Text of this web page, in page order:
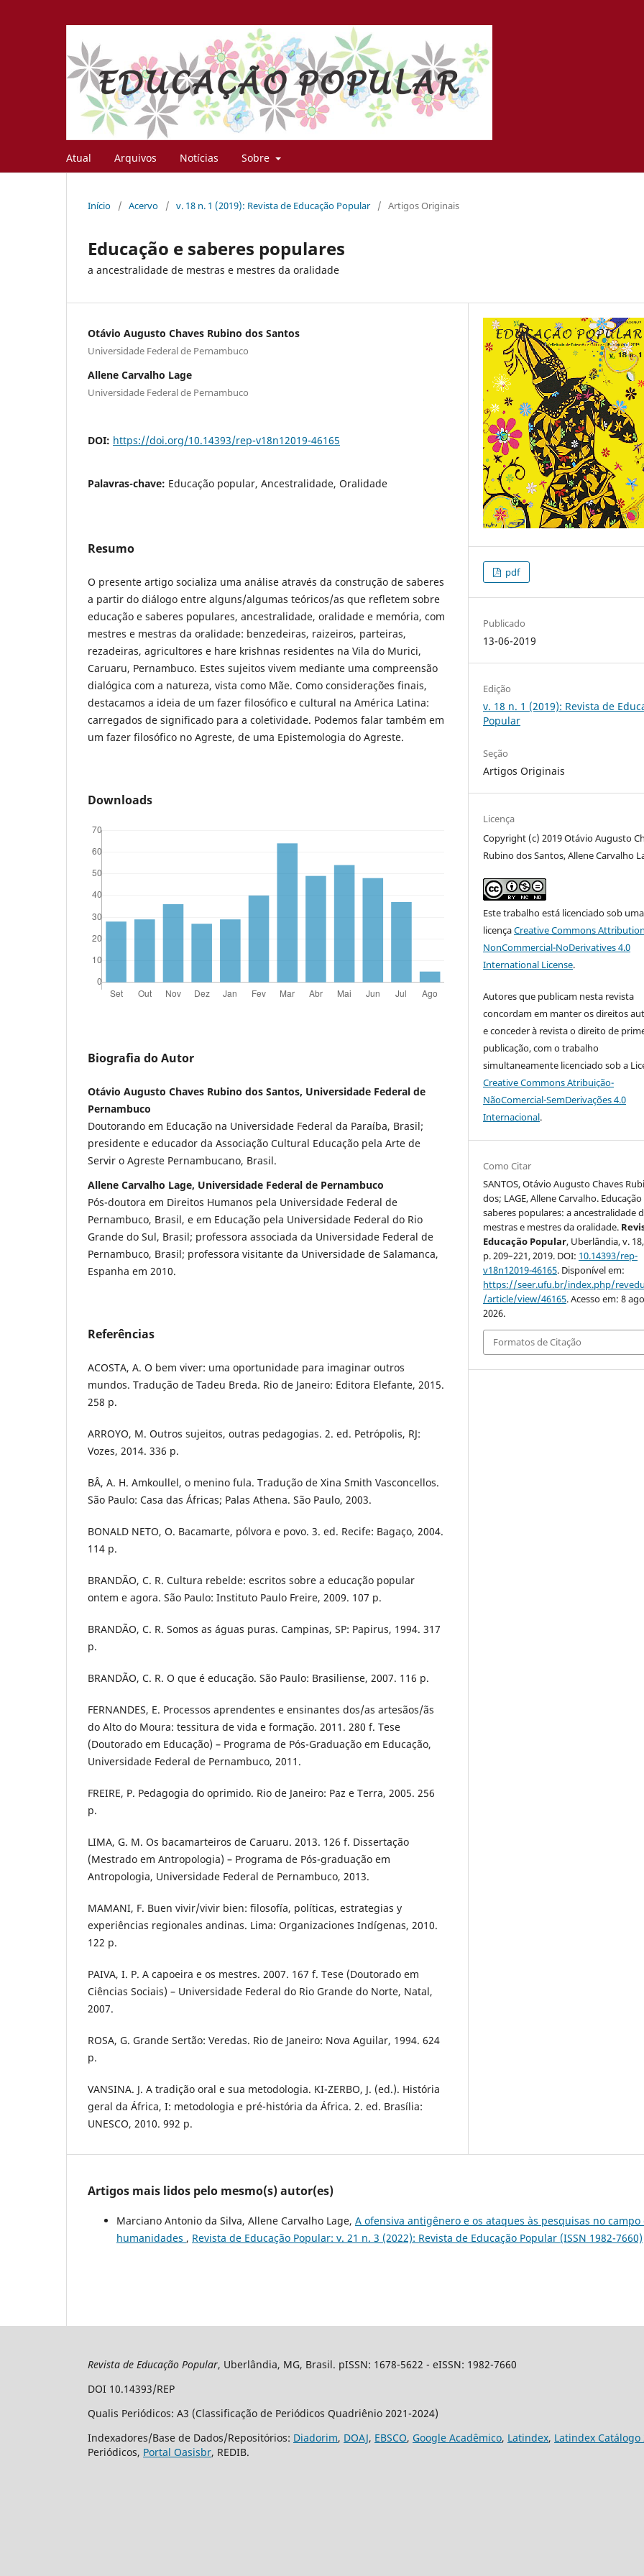
Atual Arquivos Notícias Sobre
Início / Acervo / v. 18 n. 1 (2019): Revista de Educação Popular / Artigos Originais
Educação e saberes populares
a ancestralidade de mestras e mestres da oralidade
Otávio Augusto Chaves Rubino dos Santos
Universidade Federal de Pernambuco
Allene Carvalho Lage
Universidade Federal de Pernambuco
DOI: https://doi.org/10.14393/rep-v18n12019-46165
Palavras-chave: Educação popular, Ancestralidade, Oralidade
Resumo
O presente artigo socializa uma análise através da construção de saberes
a partir do diálogo entre alguns/algumas teóricos/as que refletem sobre
educação e saberes populares, ancestralidade, oralidade e memória, com
mestres e mestras da oralidade: benzedeiras, raizeiros, parteiras,
rezadeiras, agricultores e hare krishnas residentes na Vila do Murici,
Caruaru, Pernambuco. Estes sujeitos vivem mediante uma compreensão
dialógica com a natureza, vista como Mãe. Como considerações finais,
destacamos a ideia de um fazer filosófico e cultural na América Latina:
carregados de significado para a coletividade. Podemos falar também em
um fazer filosófico no Agreste, de uma Epistemologia do Agreste.
Downloads
Biografia do Autor
Otávio Augusto Chaves Rubino dos Santos, Universidade Federal de
Pernambuco
Doutorando em Educação na Universidade Federal da Paraíba, Brasil;
presidente e educador da Associação Cultural Educação pela Arte de
Servir o Agreste Pernambucano, Brasil.
Allene Carvalho Lage, Universidade Federal de Pernambuco
Pós-doutora em Direitos Humanos pela Universidade Federal de
Pernambuco, Brasil, e em Educação pela Universidade Federal do Rio
Grande do Sul, Brasil; professora associada da Universidade Federal de
Pernambuco, Brasil; professora visitante da Universidade de Salamanca,
Espanha em 2010.
Referências
ACOSTA, A. O bem viver: uma oportunidade para imaginar outros
mundos. Tradução de Tadeu Breda. Rio de Janeiro: Editora Elefante, 2015.
258 p.
ARROYO, M. Outros sujeitos, outras pedagogias. 2. ed. Petrópolis, RJ:
Vozes, 2014. 336 p.
BÂ, A. H. Amkoullel, o menino fula. Tradução de Xina Smith Vasconcellos.
São Paulo: Casa das Áfricas; Palas Athena. São Paulo, 2003.
BONALD NETO, O. Bacamarte, pólvora e povo. 3. ed. Recife: Bagaço, 2004.
114 p.
BRANDÃO, C. R. Cultura rebelde: escritos sobre a educação popular
ontem e agora. São Paulo: Instituto Paulo Freire, 2009. 107 p.
BRANDÃO, C. R. Somos as águas puras. Campinas, SP: Papirus, 1994. 317
p.
BRANDÃO, C. R. O que é educação. São Paulo: Brasiliense, 2007. 116 p.
FERNANDES, E. Processos aprendentes e ensinantes dos/as artesãos/ãs
do Alto do Moura: tessitura de vida e formação. 2011. 280 f. Tese
(Doutorado em Educação) – Programa de Pós-Graduação em Educação,
Universidade Federal de Pernambuco, 2011.
FREIRE, P. Pedagogia do oprimido. Rio de Janeiro: Paz e Terra, 2005. 256
p.
LIMA, G. M. Os bacamarteiros de Caruaru. 2013. 126 f. Dissertação
(Mestrado em Antropologia) – Programa de Pós-graduação em
Antropologia, Universidade Federal de Pernambuco, 2013.
MAMANI, F. Buen vivir/vivir bien: filosofía, políticas, estrategias y
experiências regionales andinas. Lima: Organizaciones Indígenas, 2010.
122 p.
PAIVA, I. P. A capoeira e os mestres. 2007. 167 f. Tese (Doutorado em
Ciências Sociais) – Universidade Federal do Rio Grande do Norte, Natal,
2007.
ROSA, G. Grande Sertão: Veredas. Rio de Janeiro: Nova Aguilar, 1994. 624
p.
VANSINA. J. A tradição oral e sua metodologia. KI-ZERBO, J. (ed.). História
geral da África, I: metodologia e pré-história da África. 2. ed. Brasília:
UNESCO, 2010. 992 p.
pdf
Publicado
13-06-2019
Edição
v. 18 n. 1 (2019): Revista de
Popular
Seção
Artigos Originais
Licença
Copyright (c) 2019 Otávio Augusto
Rubino dos Santos, Allene Carvalho
Este trabalho está licenciado sob uma
licençaCreative Commons
NonCommercial-NoDerivatives 4.0
International License.
Autores que publicam nesta revista
concordam em manter os direitos
e conceder à revista o direito de
publicação, com o trabalho
simultaneamente licenciado sob a
Creative Commons Atribuição-
NãoComercial-SemDerivações 4.0
Internacional.
Como Citar
SANTOS, Otávio Augusto Chaves
dos; LAGE, Allene Carvalho. Educação
saberes populares: a ancestralidade
mestras e mestres da oralidade.
Educação Popular, Uberlândia, v.
p. 209–221, 2019. DOI: 10.14393/rep-
v18n12019-46165. Disponível em:
https://seer.ufu.br/index.php/
/article/view/46165. Acesso em: 8
2026.
Formatos de Citação
Artigos mais lidos pelo mesmo(s) autor(es)
Marciano Antonio da Silva, Allene Carvalho Lage, A ofensiva antigênero e os ataques às pesquisas no campo
humanidades , Revista de Educação Popular: v. 21 n. 3 (2022): Revista de Educação Popular (ISSN 1982-7660)
Revista de Educação Popular, Uberlândia, MG, Brasil. pISSN: 1678-5622 - eISSN: 1982-7660
DOI 10.14393/REP
Qualis Periódicos: A3 (Classificação de Periódicos Quadriênio 2021-2024)
Indexadores/Base de Dados/Repositórios: Diadorim, DOAJ, EBSCO, Google Acadêmico, Latindex, Latindex Catálogo
Periódicos, Portal Oasisbr, REDIB.